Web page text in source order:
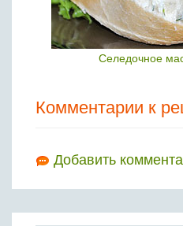
Селедочное
Комментарии к
Добавить